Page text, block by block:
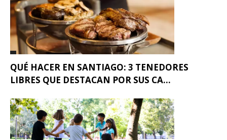
QUÉ HACER EN SANTIAGO: 3 TENEDORES
LIBRES QUE DESTACAN POR SUS CA...